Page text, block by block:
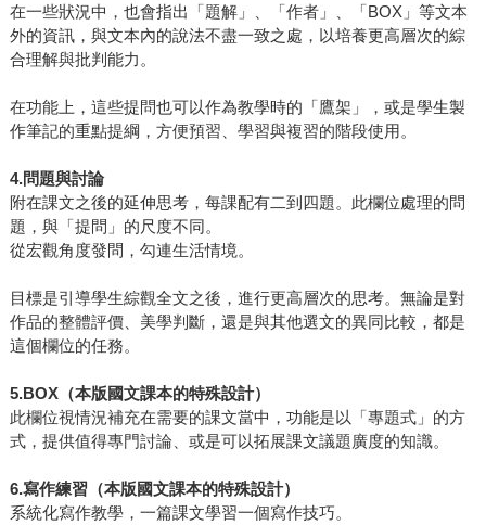
在一些狀況中，也會指出「題解」、「作者」、「BOX」等文本
外的資訊，與文本內的說法不盡一致之處，以培養更高層次的綜
合理解與批判能力。
在功能上，這些提問也可以作為教學時的「鷹架」，或是學生製
作筆記的重點提綱，方便預習、學習與複習的階段使用。
4.問題與討論
附在課文之後的延伸思考，每課配有二到四題。此欄位處理的問
題，與「提問」的尺度不同。
從宏觀角度發問，勾連生活情境。
目標是引導學生綜觀全文之後，進行更高層次的思考。無論是對
作品的整體評價、美學判斷，還是與其他選文的異同比較，都是
這個欄位的任務。
5.BOX（本版國文課本的特殊設計）
此欄位視情況補充在需要的課文當中，功能是以「專題式」的方
式，提供值得專門討論、或是可以拓展課文議題廣度的知識。
6.寫作練習（本版國文課本的特殊設計）
系統化寫作教學，一篇課文學習一個寫作技巧。